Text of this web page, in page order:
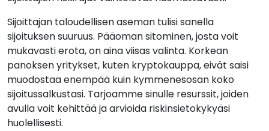
Sijoittajan taloudellisen aseman tulisi sanella
sijoituksen suuruus. Pääoman sitominen, josta voit
mukavasti erota, on aina viisas valinta. Korkean
panoksen yritykset, kuten kryptokauppa, eivät saisi
muodostaa enempää kuin kymmenesosan koko
sijoitussalkustasi. Tarjoamme sinulle resurssit, joiden
avulla voit kehittää ja arvioida riskinsietokykyäsi
huolellisesti.